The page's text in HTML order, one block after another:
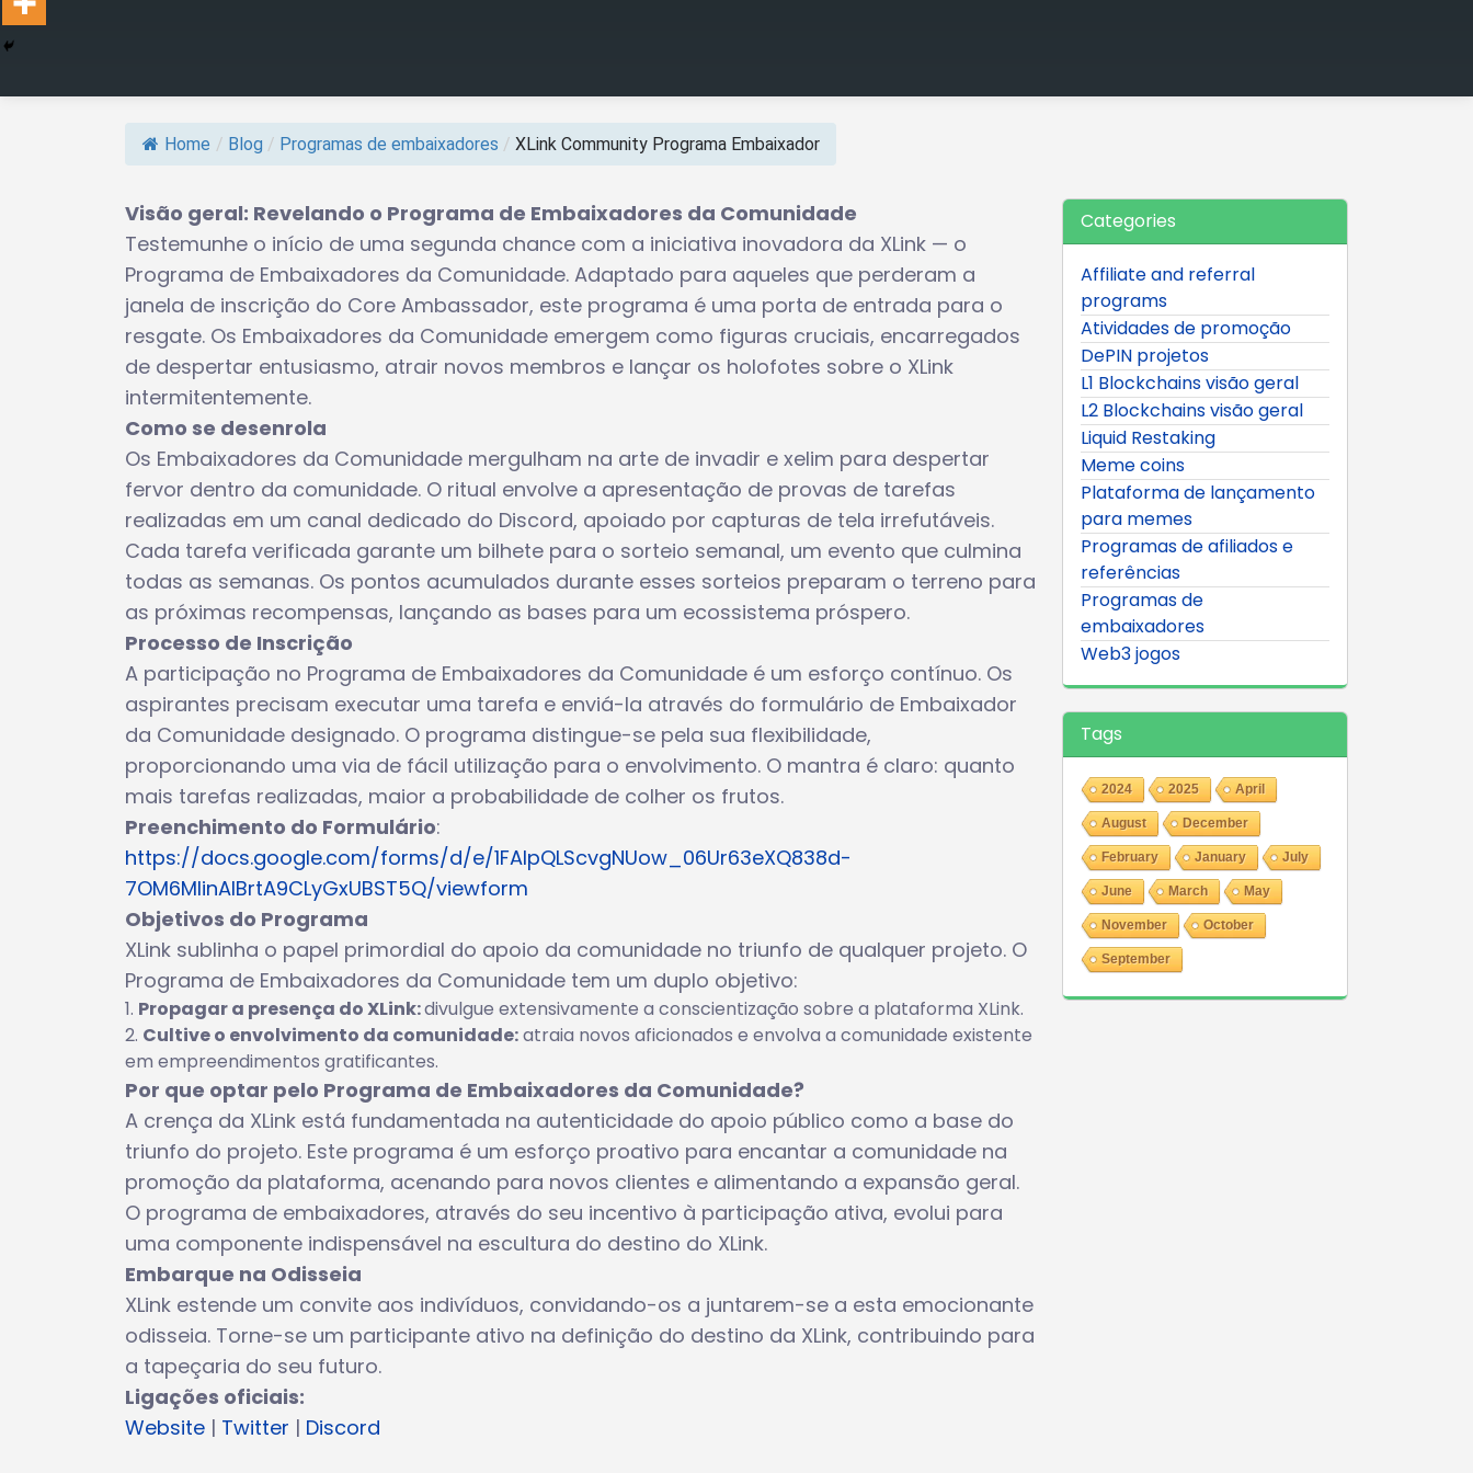
Home / Blog / Programas de embaixadores / XLink Community Programa Embaixador
Visão geral: Revelando o Programa de Embaixadores da Comunidade
Testemunhe o início de uma segunda chance com a iniciativa inovadora da XLink — o
Programa de Embaixadores da Comunidade. Adaptado para aqueles que perderam a
janela de inscrição do Core Ambassador, este programa é uma porta de entrada para o
resgate. Os Embaixadores da Comunidade emergem como figuras cruciais, encarregados
de despertar entusiasmo, atrair novos membros e lançar os holofotes sobre o XLink
intermitentemente.
Como se desenrola
Os Embaixadores da Comunidade mergulham na arte de invadir e xelim para despertar
fervor dentro da comunidade. O ritual envolve a apresentação de provas de tarefas
realizadas em um canal dedicado do Discord, apoiado por capturas de tela irrefutáveis.
Cada tarefa verificada garante um bilhete para o sorteio semanal, um evento que culmina
todas as semanas. Os pontos acumulados durante esses sorteios preparam o terreno para
as próximas recompensas, lançando as bases para um ecossistema próspero.
Processo de Inscrição
A participação no Programa de Embaixadores da Comunidade é um esforço contínuo. Os
aspirantes precisam executar uma tarefa e enviá-la através do formulário de Embaixador
da Comunidade designado. O programa distingue-se pela sua flexibilidade,
proporcionando uma via de fácil utilização para o envolvimento. O mantra é claro: quanto
mais tarefas realizadas, maior a probabilidade de colher os frutos.
Preenchimento do Formulário:
https://docs.google.com/forms/d/e/1FAIpQLScvgNUow_06Ur63eXQ838d-
7OM6MIinAlBrtA9CLyGxUBST5Q/viewform
Objetivos do Programa
XLink sublinha o papel primordial do apoio da comunidade no triunfo de qualquer projeto. O
Programa de Embaixadores da Comunidade tem um duplo objetivo:
Propagar a presença do XLink:divulgue extensivamente a conscientização sobre a plataforma XLink.
Cultive o envolvimento da comunidade:atraia novos aficionados e envolva a comunidade existente
em empreendimentos gratificantes.
Por que optar pelo Programa de Embaixadores da Comunidade?
A crença da XLink está fundamentada na autenticidade do apoio público como a base do
triunfo do projeto. Este programa é um esforço proativo para encantar a comunidade na
promoção da plataforma, acenando para novos clientes e alimentando a expansão geral.
O programa de embaixadores, através do seu incentivo à participação ativa, evolui para
uma componente indispensável na escultura do destino do XLink.
Embarque na Odisseia
XLink estende um convite aos indivíduos, convidando-os a juntarem-se a esta emocionante
odisseia. Torne-se um participante ativo na definição do destino da XLink, contribuindo para
a tapeçaria do seu futuro.
Ligações oficiais:
Website | Twitter | Discord
Categories
Affiliate and referral
programs
Atividades de promoção
DePIN projetos
L1 Blockchains visão geral
L2 Blockchains visão geral
Liquid Restaking
Meme coins
Plataforma de lançamento
para memes
Programas de afiliados e
referências
Programas de
embaixadores
Web3 jogos
Tags
2024 2025 April
August December
February January July
June March May
November October
September